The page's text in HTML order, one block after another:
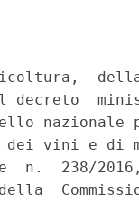
nazionale
dei vini e
n.  238/